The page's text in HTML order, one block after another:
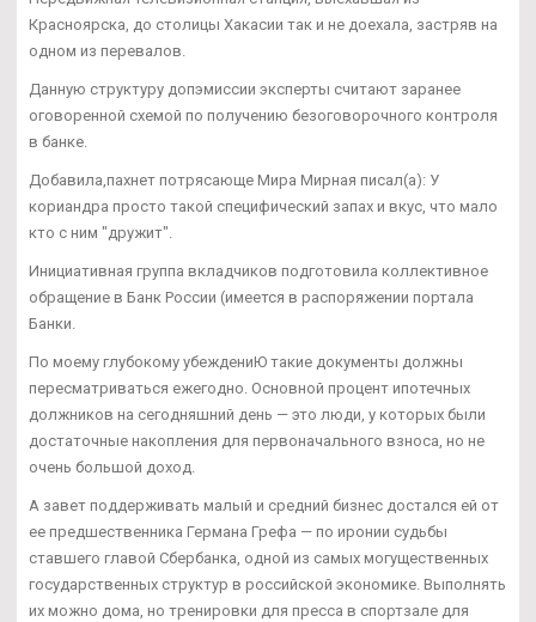
Красноярска, до столицы Хакасии так и не доехала, застряв на
одном из перевалов.
Данную структуру допэмиссии эксперты считают заранее
оговоренной схемой по получению безоговорочного контроля
в банке.
Добавила,пахнет потрясающе Мира Мирная писал(а): У
кориандра просто такой специфический запах и вкус, что мало
кто с ним "дружит".
Инициативная группа вкладчиков подготовила коллективное
обращение в Банк России (имеется в распоряжении портала
Банки.
По моему глубокому убеждениЮ такие документы должны
пересматриваться ежегодно. Основной процент ипотечных
должников на сегодняшний день — это люди, у которых были
достаточные накопления для первоначального взноса, но не
очень большой доход.
А завет поддерживать малый и средний бизнес достался ей от
ее предшественника Германа Грефа — по иронии судьбы
ставшего главой Сбербанка, одной из самых могущественных
государственных структур в российской экономике. Выполнять
их можно дома, но тренировки для пресса в спортзале для